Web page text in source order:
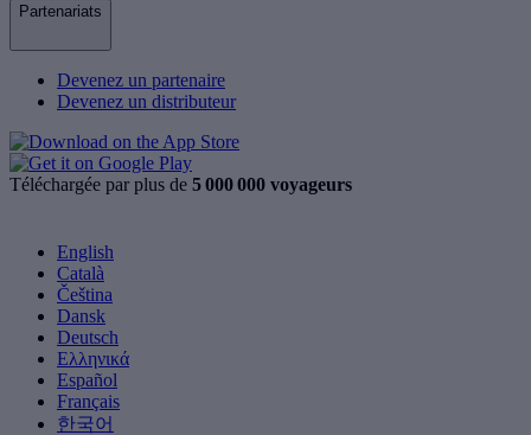
Partenariats
Devenez un partenaire
Devenez un distributeur
Téléchargée par plus de 5 000 000 voyageurs
English
Català
Čeština
Dansk
Deutsch
Ελληνικά
Español
Français
한국어